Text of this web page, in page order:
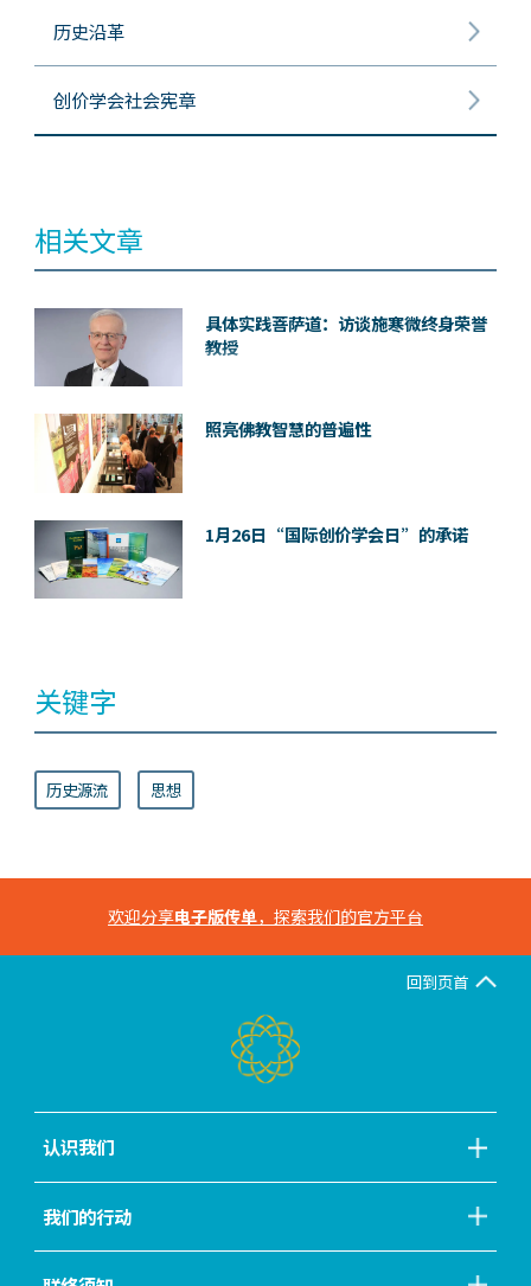
历史沿革
创价学会社会宪章
相关文章
具体实践菩萨道：访谈施寒微终身荣誉
教授
照亮佛教智慧的普遍性
1月26日“国际创价学会日”的承诺
关键字
历史源流 思想
欢迎分享电子版传单，探索我们的官方平台
回到页首
认识我们
我们的行动